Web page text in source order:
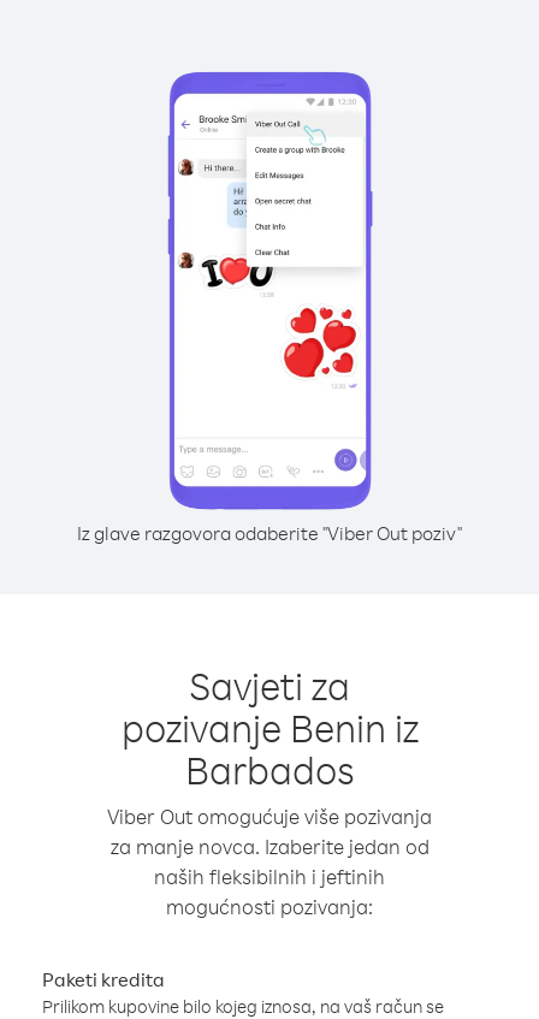
Iz glave razgovora odaberite "Viber Out poziv"
Savjeti za
pozivanje Benin iz
Barbados
Viber Out omogućuje više pozivanja
za manje novca. Izaberite jedan od
naših fleksibilnih i jeftinih
mogućnosti pozivanja:
Paketi kredita
Prilikom kupovine bilo kojeg iznosa, na vaš račun se